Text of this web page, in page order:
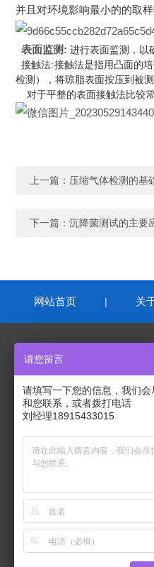
并且对环境影响最小的的取
表面监测: 进行表面监测，以
接触法:接触法是指用凸面的
检测），将琼脂表面按压到被
对于平整的表面接触法比较
上一篇： 压缩气体检测的基
下一篇： 沉降菌测试的主要
网站首页 | 关
联系我们
苏州益康环境检测有限公司
公司地址：苏州吴中区东方大
邮箱：
请您留言
请填写一下您的信息，我们会
和您联系，或者拨打电话
刘经理18915433015